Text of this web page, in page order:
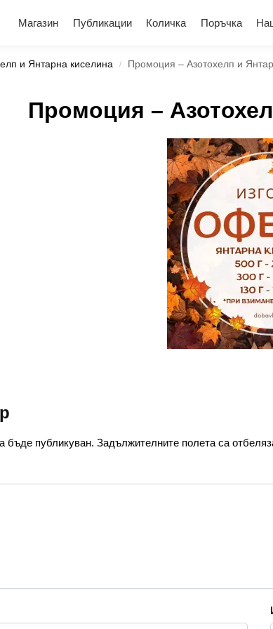
Магазин Публикации Количка Поръчка
и Янтарна киселина / Промоция – Азотохелп и
Промоция –
бъде публикуван. Задължителните полета са